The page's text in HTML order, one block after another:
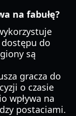
na fabułę?
do
są
gracza do
o czasie
wpływa na
postaciami.